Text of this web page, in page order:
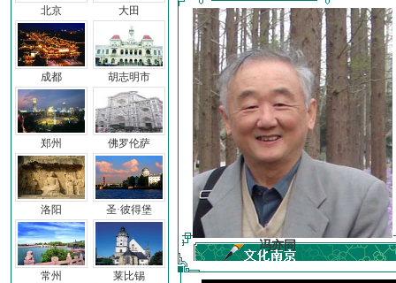
北京
成都
郑州
洛阳
常州
大田
胡志明市
佛罗伦萨
圣·彼得堡
莱比锡
子 冯亦同